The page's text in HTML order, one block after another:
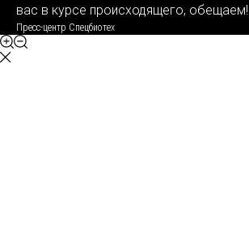
вас в курсе происходящего, обещаем!
Пресс-центр Спецбиотех